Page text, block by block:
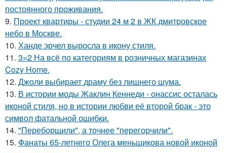
постоянного проживания.
9. Проект квартиры - студии 24 м 2 в ЖК дмитровское
небо в Москве.
10. Ханде эрчел выросла в икону стиля.
11. 3=2 На всё по категориям в розничных магазинах
Cozy Home.
12. Джоли выбирает драму без лишнего шума.
13. В истории моды Жаклин Кеннеди - онассис осталась
иконой стиля, но в истории любви её второй брак - это
символ фатальной ошибки.
14. "Переборщили", а точнее "перегорчили".
15. Фанаты 65-летнего Олега меньшикова новой иконой